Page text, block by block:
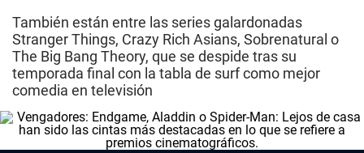
También están entre las series galardonadas
Stranger Things, Crazy Rich Asians, Sobrenatural o
The Big Bang Theory, que se despide tras su
temporada final con la tabla de surf como mejor
comedia en televisión